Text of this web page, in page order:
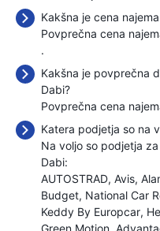
Kakšna je cena
Povprečna cena
.
Kakšna je povprečna
Dabi?
Povprečna cena
Katera podjetja so na
Na voljo so podjetja
Dabi:
AUTOSTRAD Avis
Budget National Car
Keddy By Europcar
Green Motion